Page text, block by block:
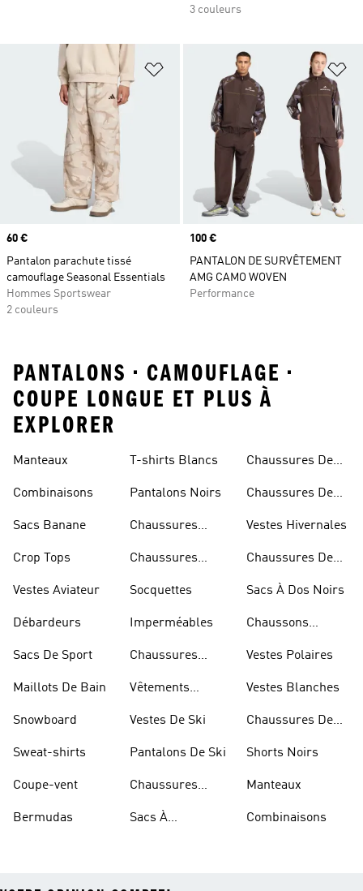
3 couleurs
Ajouter à la Liste de produits
Prix
60 €
Pantalon parachute tissé
camouflage Seasonal Essentials
Hommes Sportswear
2 couleurs
Prix
100 €
PANTALON DE SURVÊTEMENT
AMG CAMO WOVEN
Performance
PANTALONS • CAMOUFLAGE •
COUPE LONGUE ET PLUS À
EXPLORER
Manteaux
Combinaisons
Sacs Banane
Crop Tops
Vestes Aviateur
Débardeurs
Sacs De Sport
Maillots De Bain
Snowboard
Sweat-shirts
Coupe-vent
Bermudas
T-shirts Blancs
Pantalons Noirs
Chaussures
Chaussures
Socquettes
Imperméables
Chaussures
Vêtements
Vestes De Ski
Pantalons De Ski
Chaussures
Sacs À
Chaussures De
Chaussures De
Vestes Hivernales
Chaussures De
Sacs À Dos Noirs
Chaussons
Vestes Polaires
Vestes Blanches
Chaussures De
Shorts Noirs
Manteaux
Combinaisons